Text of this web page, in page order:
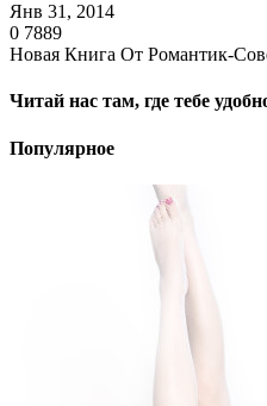
Янв 31, 2014
0 7889
Новая Книга От Романтик-
Читай нас там, где тебе
Популярное